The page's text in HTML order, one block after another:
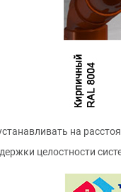
на
целостности